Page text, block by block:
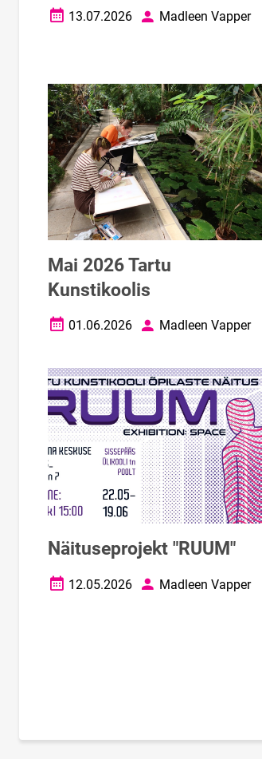
Loomise kuupäev
13.07.2026 AutorMadleen Vapper
Mai 2026 Tartu
Kunstikoolis
Loomise kuupäev
01.06.2026 AutorMadleen Vapper
Näituseprojekt "RUUM"
Loomise kuupäev
12.05.2026 AutorMadleen Vapper